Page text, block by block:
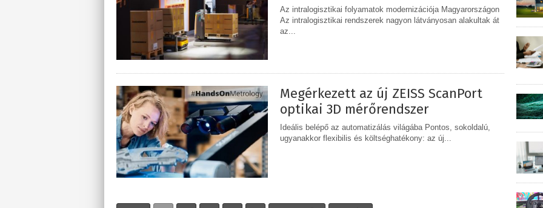
Az intralogisztikai folyamatok modernizációja Magyarországon
Az intralogisztikai rendszerek nagyon látványosan alakultak át
az...
Megérkezett az új ZEISS ScanPort
optikai 3D mérőrendszer
Ideális belépő az automatizálás világába Pontos, sokoldalú,
ugyanakkor flexibilis és költséghatékony: az új...